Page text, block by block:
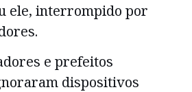
ele, interrompido por
e prefeitos
dispositivos